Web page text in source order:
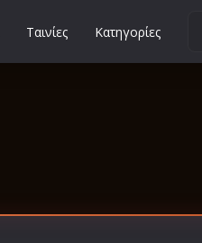
Ταινίες Κατηγορίες